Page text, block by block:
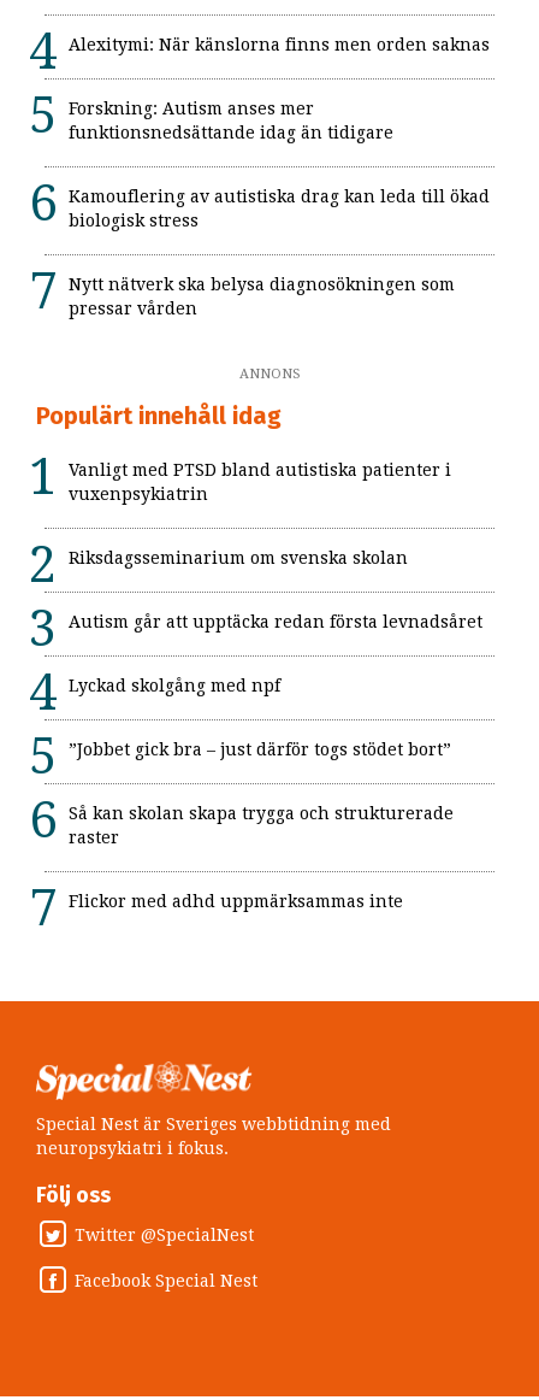
Alexitymi: När känslorna finns men orden saknas
Forskning: Autism anses mer
funktionsnedsättande idag än tidigare
Kamouflering av autistiska drag kan leda till ökad
biologisk stress
Nytt nätverk ska belysa diagnosökningen som
pressar vården
ANNONS
Populärt innehåll idag
Vanligt med PTSD bland autistiska patienter i
vuxenpsykiatrin
Riksdagsseminarium om svenska skolan
Autism går att upptäcka redan första levnadsåret
Lyckad skolgång med npf
”Jobbet gick bra – just därför togs stödet bort”
Så kan skolan skapa trygga och strukturerade
raster
Flickor med adhd uppmärksammas inte
Special Nest är Sveriges webbtidning med
neuropsykiatri i fokus.
Följ oss
Twitter @SpecialNest
Facebook Special Nest